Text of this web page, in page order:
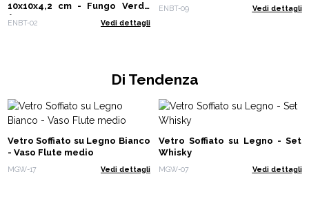
10x10x4,2 cm - Fungo Verde
Acqua
ENBT-02 Vedi dettagli
ENBT-09 Vedi dettagli
Di Tendenza
Vetro Soffiato su Legno Bianco
- Vaso Flute medio
MGW-17 Vedi dettagli
Vetro Soffiato su Legno - Set
Whisky
MGW-07 Vedi dettagli